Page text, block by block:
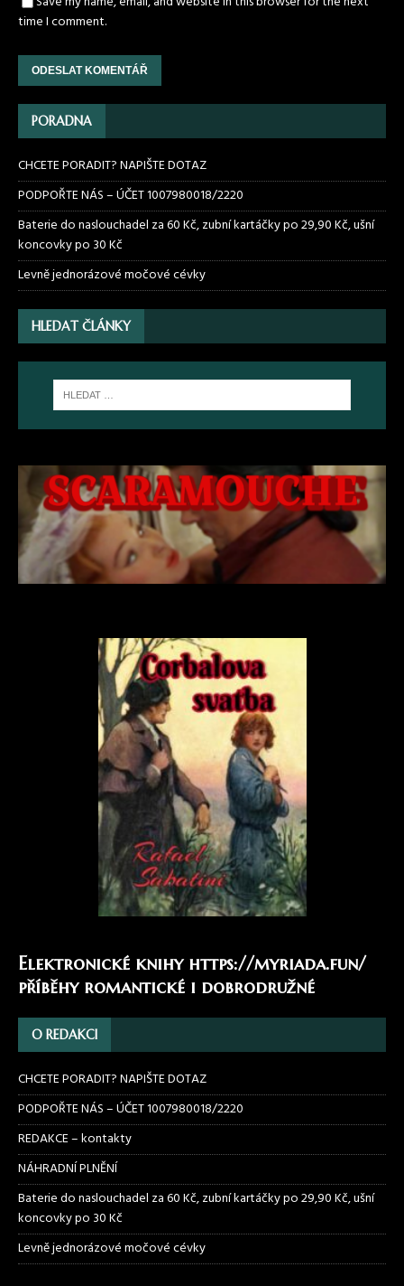
time I comment.
PORADNA
CHCETE PORADIT? NAPIŠTE DOTAZ
PODPOŘTE NÁS – ÚČET 1007980018/2220
Baterie do naslouchadel za 60 Kč, zubní kartáčky po 29,90 Kč, ušní
koncovky po 30 Kč
Levně jednorázové močové cévky
HLEDAT ČLÁNKY
Elektronické knihy https://myriada.fun/
příběhy romantické i dobrodružné
O REDAKCI
CHCETE PORADIT? NAPIŠTE DOTAZ
PODPOŘTE NÁS – ÚČET 1007980018/2220
REDAKCE – kontakty
NÁHRADNÍ PLNĚNÍ
Baterie do naslouchadel za 60 Kč, zubní kartáčky po 29,90 Kč, ušní
koncovky po 30 Kč
Levně jednorázové močové cévky